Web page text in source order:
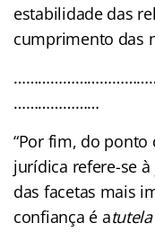
estabilidade das
cumprimento das
…………………
“Por fim, do ponto
jurídica refere-se à
das facetas mais
confiança é a